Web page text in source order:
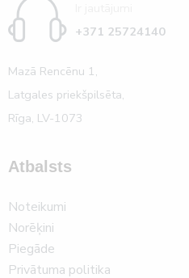
+371 25724140
Mazā Rencēnu 1,
Latgales priekšpilsēta,
Rīga, LV-1073
Atbalsts
Noteikumi
Norēķini
Piegāde
Privātuma politika